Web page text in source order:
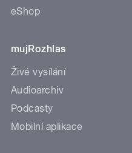
eShop
mujRozhlas
Živé vysílání
Audioarchiv
Podcasty
Mobilní aplikace